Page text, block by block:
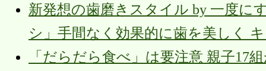
新発想の歯磨きスタイル by 一度に
シ」手間なく効果的に歯を美しく
「だらだら食べ」は要注意 親子17